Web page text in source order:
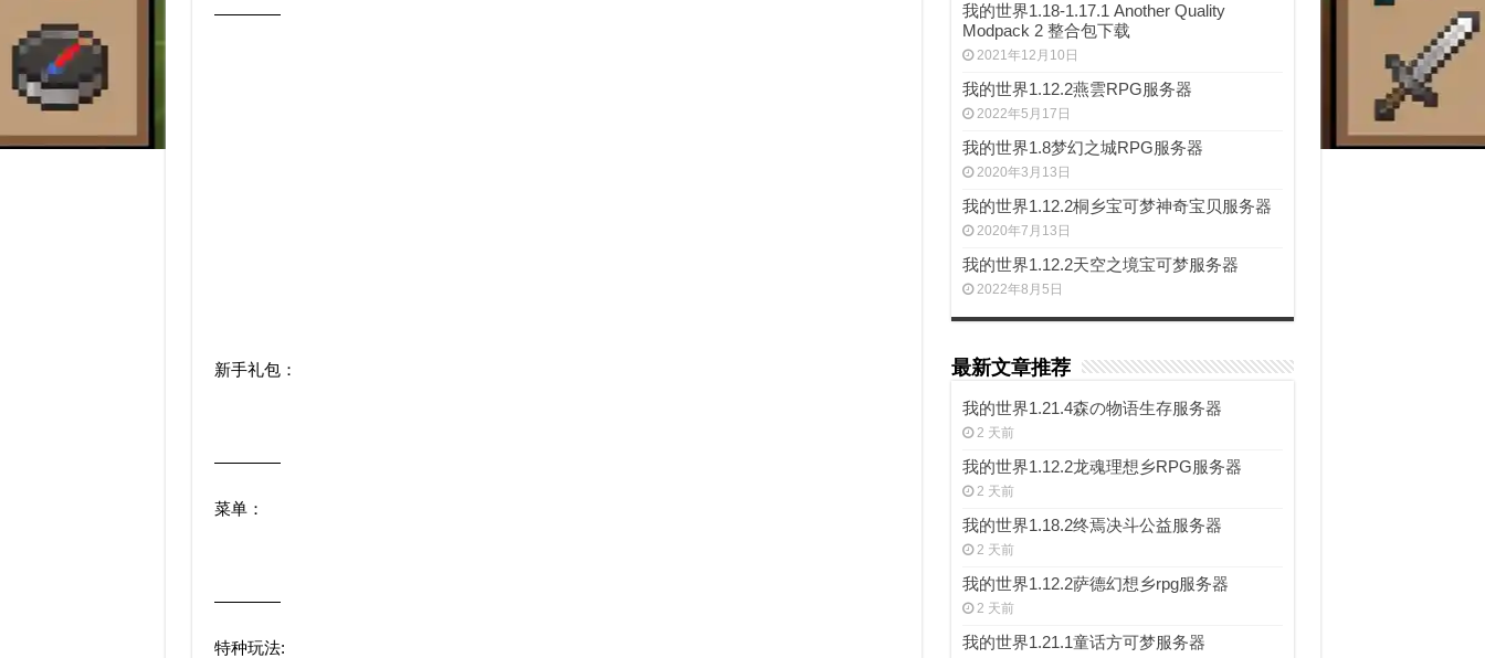
————
新手礼包：
————
菜单：
————
特种玩法:
我的世界1.18-1.17.1 Another Quality
Modpack 2 整合包下载
2021年12月10日
我的世界1.12.2燕雲RPG服务器
2022年5月17日
我的世界1.8梦幻之城RPG服务器
2020年3月13日
我的世界1.12.2桐乡宝可梦神奇宝贝服务器
2020年7月13日
我的世界1.12.2天空之境宝可梦服务器
2022年8月5日
最新文章推荐
我的世界1.21.4森の物语生存服务器
2 天前
我的世界1.12.2龙魂理想乡RPG服务器
2 天前
我的世界1.18.2终焉决斗公益服务器
2 天前
我的世界1.12.2萨德幻想乡rpg服务器
2 天前
我的世界1.21.1童话方可梦服务器